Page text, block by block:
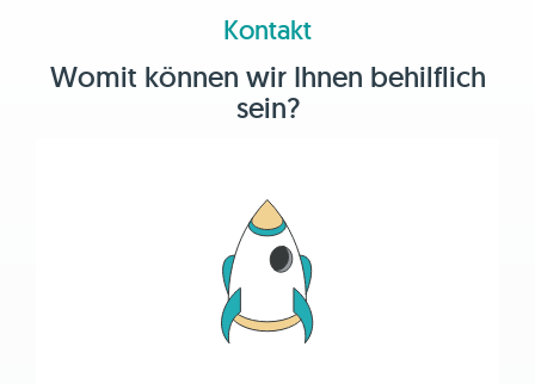
Kontakt
Womit können wir Ihnen behilflich
sein?